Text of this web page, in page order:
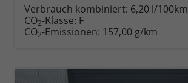
anfordern
Datei,
Verbrauch kombiniert: 6,20 l/100km
CO2-Klasse: F
CO2-Emissionen: 157,00 g/km